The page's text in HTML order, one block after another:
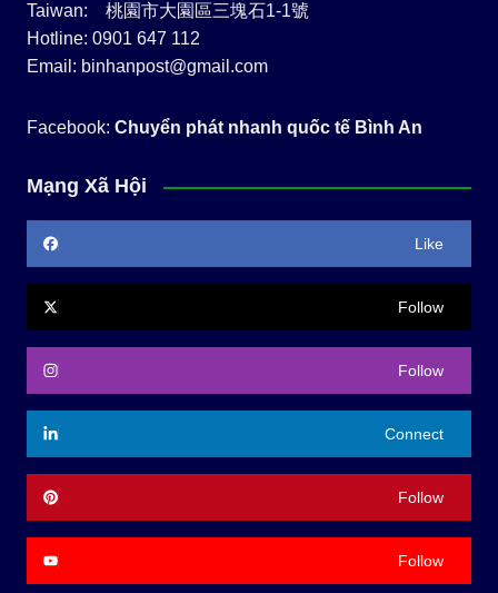
Taiwan: 桃園市大園區三塊石1-1號
Hotline: 0901 647 112
Email: binhanpost@gmail.com
Facebook: Chuyển phát nhanh quốc tế Bình An
Mạng Xã Hội
Like
Follow
Follow
Connect
Follow
Follow